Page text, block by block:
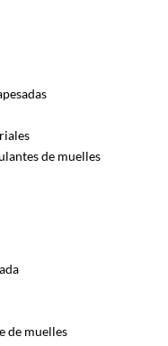
de muelles
de muelles